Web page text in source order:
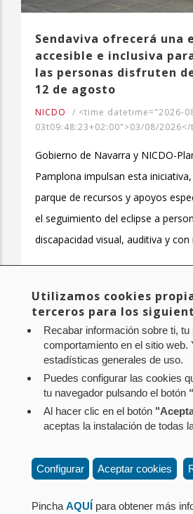
Sendaviva ofrecerá una
accesible e inclusiva
las personas disfruten
12 de agosto
NICDO / <time datetime="2026-
03t09:48:23+02:00">03/08/
Gobierno de Navarra y NICDO-
Pamplona impulsan esta
parque de recursos y apoyos
el seguimiento del eclipse a
discapacidad visual, auditiva y
Paginación
Página
actual
1 Page
2 Page
3 Page
4 Page
5 6
Siguiente
página
Siguiente >
Aviso legal Política de privacidad
Contacto: Paseo de Sarasate nº 38,
Pamplona (Navarra) Tel.: 848 42 08
corporacion@cpen.es
Utilizamos cookies
terceros para los
Recabar información sobre ti,
comportamiento en el sitio web.
estadísticas generales de uso.
Puedes configurar las cookies
tu navegador pulsando el botón
Al hacer clic en el botón
aceptas la instalación de todas
Configurar Aceptar cookies
Pincha AQUÍ para obtener más